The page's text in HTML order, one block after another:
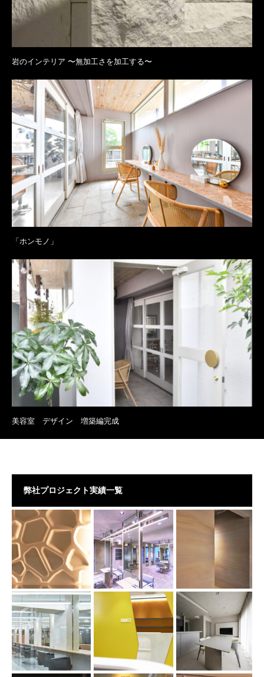
岩のインテリア 〜無加工さを加工する〜
「ホンモノ」
美容室 デザイン 増築編完成
弊社プロジェクト実績一覧